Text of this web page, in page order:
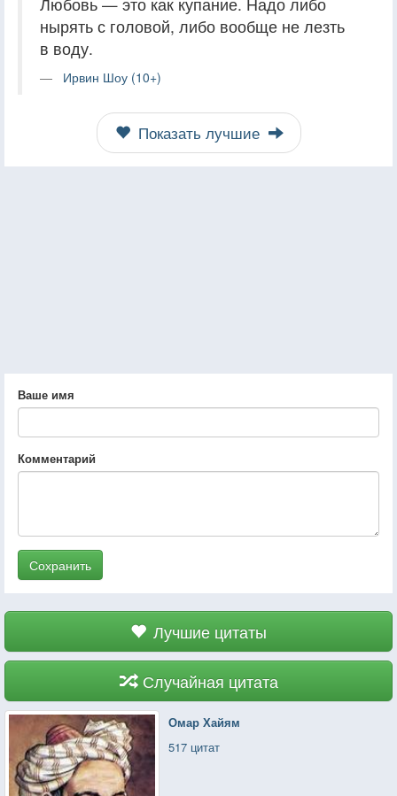
нырять с головой, либо вообще не лезть
в воду.
Ирвин Шоу (10+)
Показать лучшие
Ваше имя
Комментарий
Сохранить
Лучшие цитаты
Случайная цитата
Омар Хайям
517 цитат